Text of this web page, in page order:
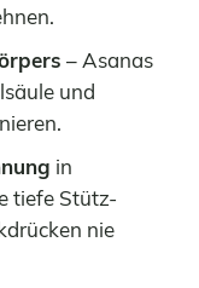
– Asanas
und
in
tiefe Stütz-
nie